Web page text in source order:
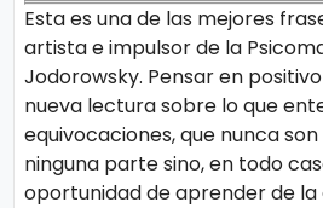
Esta es una de las mejores
artista e impulsor de la
Jodorowsky. Pensar en
nueva lectura sobre lo que
equivocaciones, que nunca
ninguna parte sino, en todo
oportunidad de aprender de la